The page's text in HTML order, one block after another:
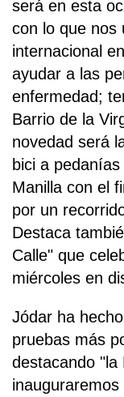
será en esta
con lo que nos
internacional
ayudar a las
enfermedad;
Barrio de la
novedad será
bici a
Manilla con el
por un
Destaca
Calle" que
miércoles en
Jódar ha
pruebas más
destacando "la